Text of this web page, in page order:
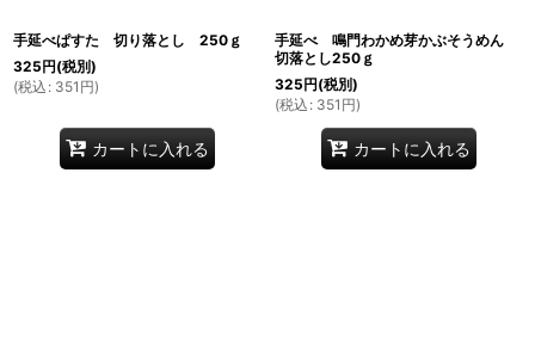
手延べぱすた 切り落とし 250ｇ
325円(税別)
(税込 : 351 円)
カートに入れる
手延べ 鳴門わかめ芽かぶそうめん
切落とし250ｇ
325円(税別)
(税込 : 351 円)
カートに入れる